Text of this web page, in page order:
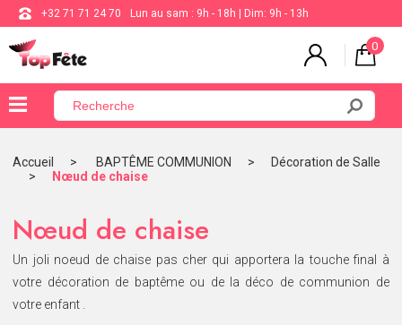
+32 71 71 24 70 Lun au sam : 9h - 18h | Dim: 9h - 13h
0
×
BALLON
ANNIVERSAIRE
MARIAGE
Accueil BAPTÊME COMMUNION
Décoration de Salle
Nœud de chaise
Nœud de chaise
Un joli noeud de chaise pas cher qui apportera la touche final à
votre décoration de baptême ou de la déco de communion de
votre enfant .